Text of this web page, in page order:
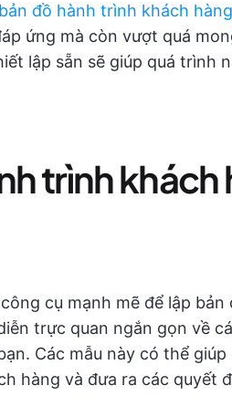
đồ hành trình khách hàng
ứng mà còn vượt quá
lập sẵn sẽ giúp quá trình
trình
cụ mạnh mẽ để lập
trực quan ngắn gọn về
Các mẫu này có thể
hàng và đưa ra các quyết